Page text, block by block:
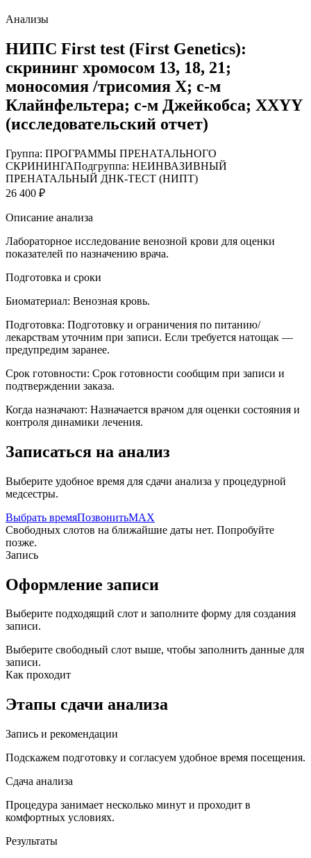
Анализы
НИПС First test (First Genetics):
скрининг хромосом 13, 18, 21;
моносомия /трисомия X; с-м
Клайнфельтера; с-м Джейкобса; XXYY
(исследовательский отчет)
Группа: ПРОГРАММЫ ПРЕНАТАЛЬНОГО
СКРИНИНГАПодгруппа: НЕИНВАЗИВНЫЙ
ПРЕНАТАЛЬНЫЙ ДНК-ТЕСТ (НИПТ)
26 400 ₽
Описание анализа
Лабораторное исследование венозной крови для оценки
показателей по назначению врача.
Подготовка и сроки
Биоматериал: Венозная кровь.
Подготовка: Подготовку и ограничения по питанию/
лекарствам уточним при записи. Если требуется натощак —
предупредим заранее.
Срок готовности: Срок готовности сообщим при записи и
подтверждении заказа.
Когда назначают: Назначается врачом для оценки состояния и
контроля динамики лечения.
Записаться на анализ
Выберите удобное время для сдачи анализа у процедурной
медсестры.
Выбрать времяПозвонитьMAX
Свободных слотов на ближайшие даты нет. Попробуйте
позже.
Запись
Оформление записи
Выберите подходящий слот и заполните форму для создания
записи.
Выберите свободный слот выше, чтобы заполнить данные для
записи.
Как проходит
Этапы сдачи анализа
Запись и рекомендации
Подскажем подготовку и согласуем удобное время посещения.
Сдача анализа
Процедура занимает несколько минут и проходит в
комфортных условиях.
Результаты